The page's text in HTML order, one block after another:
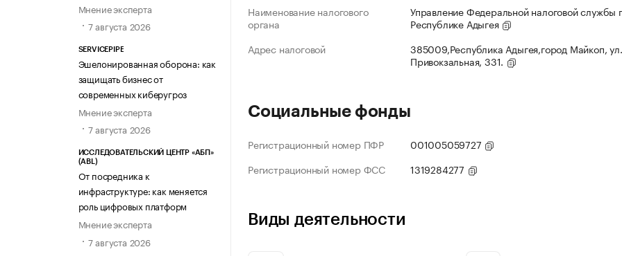
Мнение эксперта
7 августа 2026
SERVICEPIPE
Эшелонированная оборона: как
защищать бизнес от
современных киберугроз
Мнение эксперта
7 августа 2026
ИССЛЕДОВАТЕЛЬСКИЙ ЦЕНТР «АБП»
(ABL)
От посредника к
инфраструктуре: как меняется
роль цифровых платформ
Мнение эксперта
7 августа 2026
Наименование налогового
органа
Управление Федеральной налоговой службы
Республике Адыгея
Адрес налоговой
385009,Республика Адыгея,город Майкоп, ул.
Привокзальная, 331.
Социальные фонды
Регистрационный номер ПФР
001005059727
Регистрационный номер ФСС
1319284277
Виды деятельности